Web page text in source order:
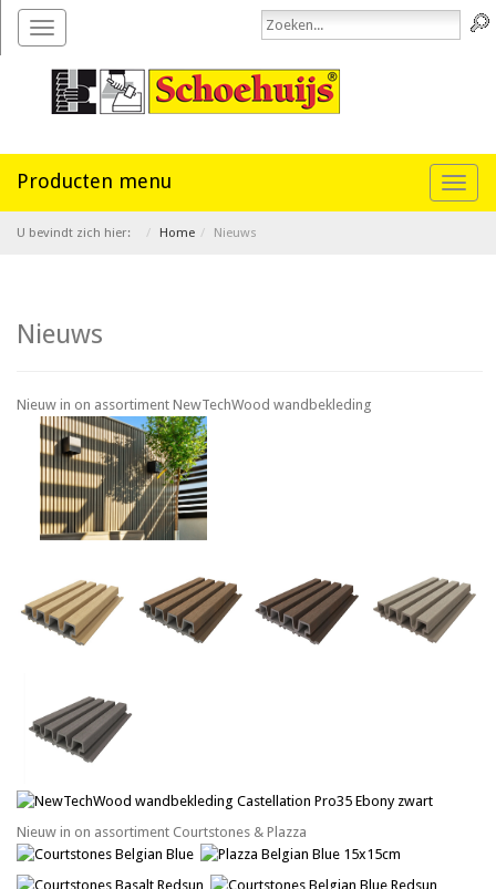
Toggle
navigation
U bevindt zich hier: Home Nieuws
Nieuws
Nieuw in on assortiment NewTechWood wandbekleding
Nieuw in on assortiment Courtstones & Plazza